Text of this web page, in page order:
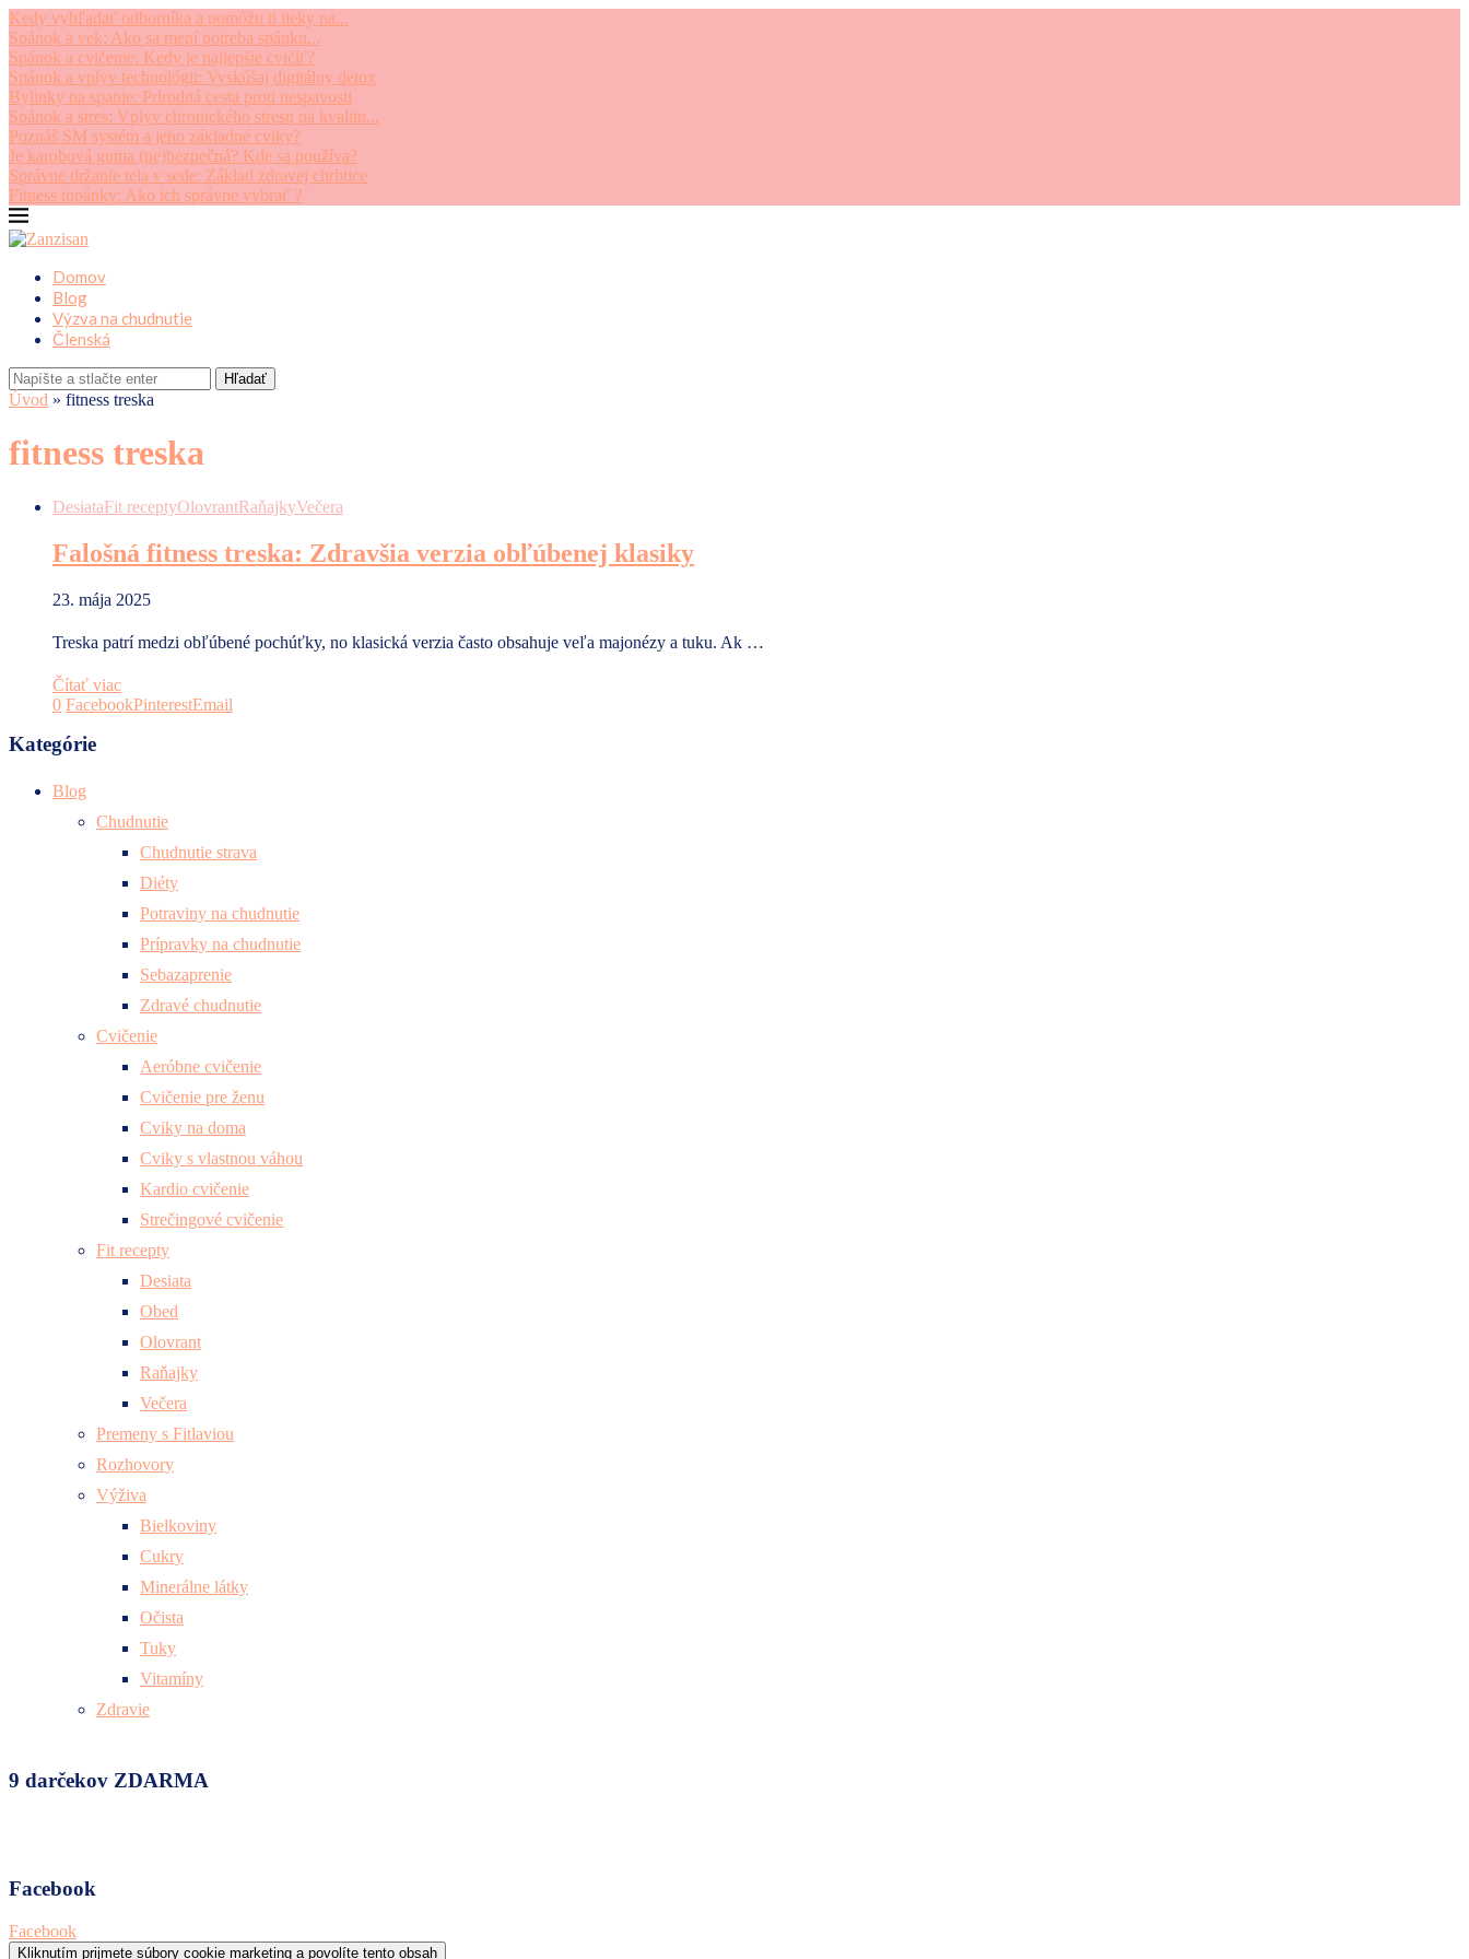
Kedy vyhľadať odborníka a pomôžu ti lieky na...
Spánok a vek: Ako sa mení potreba spánku...
Spánok a cvičenie: Kedy je najlepšie cvičiť?
Spánok a vplyv technológii: Vyskúšaj digitálny detox
Bylinky na spanie: Prírodná cesta proti nespavosti
Spánok a stres: Vplyv chronického stresu na kvalitu...
Poznáš SM systém a jeho základné cviky?
Je karobová guma (ne)bezpečná? Kde sa používa?
Správne držanie tela v sede: Základ zdravej chrbtice
Fitness topánky: Ako ich správne vybrať ?
Domov
Blog
Výzva na chudnutie
Členská
Hľadať
Úvod » fitness treska
fitness treska
DesiataFit receptyOlovrantRaňajkyVečera
Falošná fitness treska: Zdravšia verzia obľúbenej klasiky
23. mája 2025
Treska patrí medzi obľúbené pochúťky, no klasická verzia často obsahuje veľa majonézy a tuku. Ak …
Čítať viac
0 FacebookPinterestEmail
Kategórie
Blog
Chudnutie
Chudnutie strava
Diéty
Potraviny na chudnutie
Prípravky na chudnutie
Sebazaprenie
Zdravé chudnutie
Cvičenie
Aeróbne cvičenie
Cvičenie pre ženu
Cviky na doma
Cviky s vlastnou váhou
Kardio cvičenie
Strečingové cvičenie
Fit recepty
Desiata
Obed
Olovrant
Raňajky
Večera
Premeny s Fitlaviou
Rozhovory
Výživa
Bielkoviny
Cukry
Minerálne látky
Očista
Tuky
Vitamíny
Zdravie
9 darčekov ZDARMA
Facebook
Facebook
Kliknutím prijmete súbory cookie marketing a povolíte tento obsah